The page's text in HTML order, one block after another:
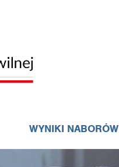
WYNIKI NABORÓW